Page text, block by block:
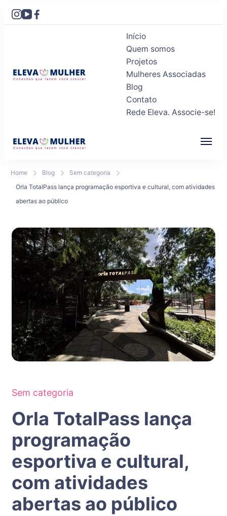
Eleva Mulher
Conexões que fazem você crescer
Início
Quem somos
Projetos
Mulheres Associadas
Blog
Contato
Rede Eleva. Associe-se!
Home Blog
Sem categoria
Orla TotalPass lança programação esportiva e cultural, com atividades
abertas ao público
Sem categoria
Orla TotalPass lança
programação
esportiva e cultural,
com atividades
abertas ao público